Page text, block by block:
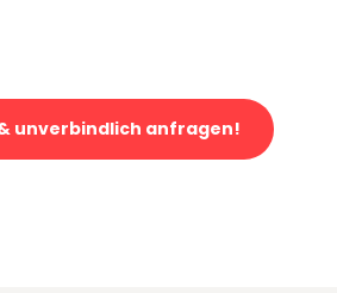
unverbindlich anfragen!